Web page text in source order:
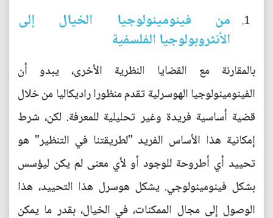
من فينومينولوجيا الخيال إلى
الأنثروبولوجيا الفلسفية
بالمقارنة مع القضايا النظرية الأخرى، يبدو أن
الفينومينولوجيا الهوسرلية تقدم منظورا راديكاليا من خلال
قضية أساسية فريدة وغير تحليلية للمعرفة. لكن، شرط
إمكانية هذا الأساس الفريد "لطريقتنا في التنظير" هو
تحييد أي أطروحة للوجود أو لأي معنى لم يكن ليؤسس
بشكل فينومينولوجي. يشكل هوسرل هذا التحييد، هذا
الوصول إلى مجال الممكنات، في الخيال، بقدر ما يمكن